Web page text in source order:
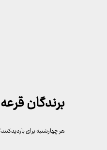
برندگان قرعه
هر چهارشنبه برای بازدیدکنندگان مجتمع فرش